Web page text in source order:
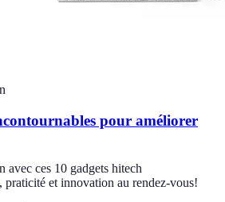
pour améliorer
ces 10 gadgets hitech
et innovation au rendez-vous!